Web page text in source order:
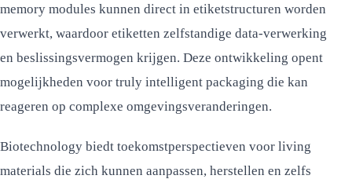
memory modules kunnen direct in etiketstructuren worden
verwerkt, waardoor etiketten zelfstandige data-verwerking
en beslissingsvermogen krijgen. Deze ontwikkeling opent
mogelijkheden voor truly intelligent packaging die kan
reageren op complexe omgevingsveranderingen.
Biotechnology biedt toekomstperspectieven voor living
materials die zich kunnen aanpassen, herstellen en zelfs